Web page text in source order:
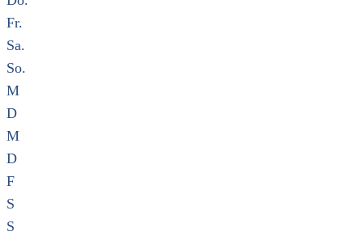
Fr.
Sa.
So.
M
D
M
D
F
S
S